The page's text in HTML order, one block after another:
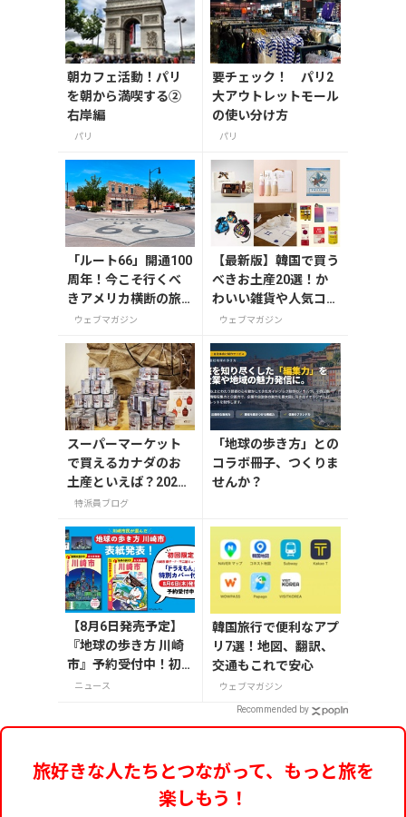
朝カフェ活動！パリ
を朝から満喫する②
右岸編
パリ
要チェック！ パリ2
大アウトレットモール
の使い分け方
パリ
「ルート66」開通100
周年！今こそ行くべ
きアメリカ横断の旅
【今旅2026】
ウェブマガジン
【最新版】韓国で買う
べきお土産20選！か
わいい雑貨や人気コス
メを紹介
ウェブマガジン
スーパーマーケット
で買えるカナダのお
土産といえば？2025
年版
特派員ブログ
「地球の歩き方」との
コラボ冊子、つくりま
せんか？
【8月6日発売予定】
『地球の歩き方 川崎
市』予約受付中！初
回限定版は「ドラえ
ニュース
韓国旅行で便利なアプ
リ7選！地図、翻訳、
交通もこれで安心
ウェブマガジン
Recommended by
旅好きな人たちとつながって、もっと旅を
楽しもう！